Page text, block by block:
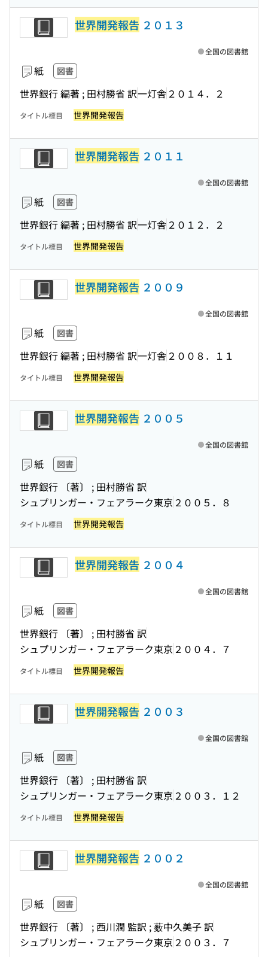
世界開発報告 ２０１３
紙 図書
世界銀行 編著 ; 田村勝省 訳一灯舎 ２０１４．２
全国の図書館
タイトル標目 世界開発報告
世界開発報告 ２０１１
紙 図書
世界銀行 編著 ; 田村勝省 訳一灯舎 ２０１２．２
全国の図書館
タイトル標目 世界開発報告
世界開発報告 ２００９
紙 図書
世界銀行 編著 ; 田村勝省 訳一灯舎 ２００８．１１
全国の図書館
タイトル標目 世界開発報告
世界開発報告 ２００５
紙 図書
世界銀行 〔著〕 ; 田村勝省 訳
シュプリンガー・フェアラーク東京 ２００５．８
全国の図書館
タイトル標目 世界開発報告
世界開発報告 ２００４
紙 図書
世界銀行 〔著〕 ; 田村勝省 訳
シュプリンガー・フェアラーク東京 ２００４．７
全国の図書館
タイトル標目 世界開発報告
世界開発報告 ２００３
紙 図書
世界銀行 〔著〕 ; 田村勝省 訳
シュプリンガー・フェアラーク東京 ２００３．１２
全国の図書館
タイトル標目 世界開発報告
世界開発報告 ２００２
紙 図書
世界銀行 〔著〕 ; 西川潤 監訳 ; 薮中久美子 訳
シュプリンガー・フェアラーク東京 ２００３．７
全国の図書館